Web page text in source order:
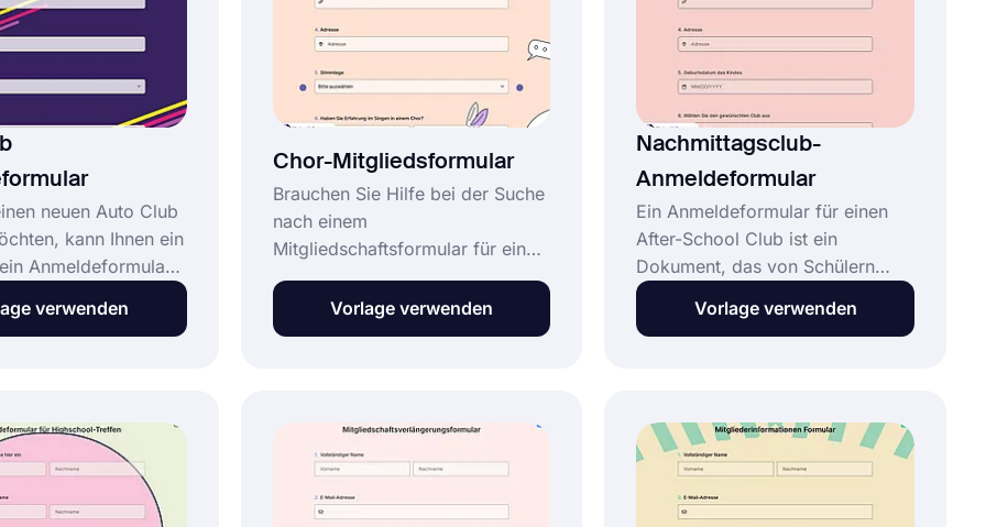
technische Kenntnisse!
neuen Auto Club
kann Ihnen ein
Anmeldeformular
Club dabei helfen,
bei der Erstellung
in Ihrem
enthalten sind.
verwenden
Chor-Mitgliedsformular
Brauchen Sie Hilfe bei der Suche
nach einem
Mitgliedschaftsformular für einen
Chor? forms.app ist hier, um
Ihnen zu helfen. Sie können
unsere Bibliothek durchsuchen,
eine eigene kostenlos und in
kürzester Zeit!
Vorlage verwenden
Nachmittagsclub-
Anmeldeformular
Ein Anmeldeformular für einen
After-School Club ist ein
Dokument, das von Schülern
oder ihren Eltern ausgefüllt
werden kann, um sich für einen
in der Regel Informationen über
den Club oder die Aktivität sowie
Schülers, wie Name, Alter und
Vorlage verwenden